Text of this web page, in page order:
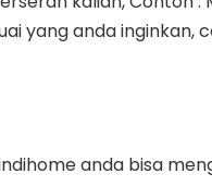
yang anda inginkan,
anda bisa